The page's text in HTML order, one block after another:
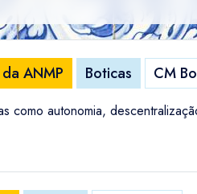
ANMP Boticas CM
autonomia,